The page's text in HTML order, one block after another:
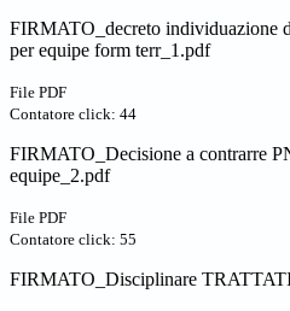
FIRMATO_decreto individuazione
per equipe form terr_1.pdf
File PDF
Contatore click: 44
FIRMATO_Decisione a contrarre
equipe_2.pdf
File PDF
Contatore click: 55
FIRMATO_Disciplinare